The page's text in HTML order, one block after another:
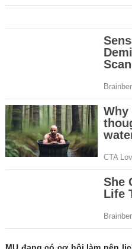
MU đang có cơ hội làm nên